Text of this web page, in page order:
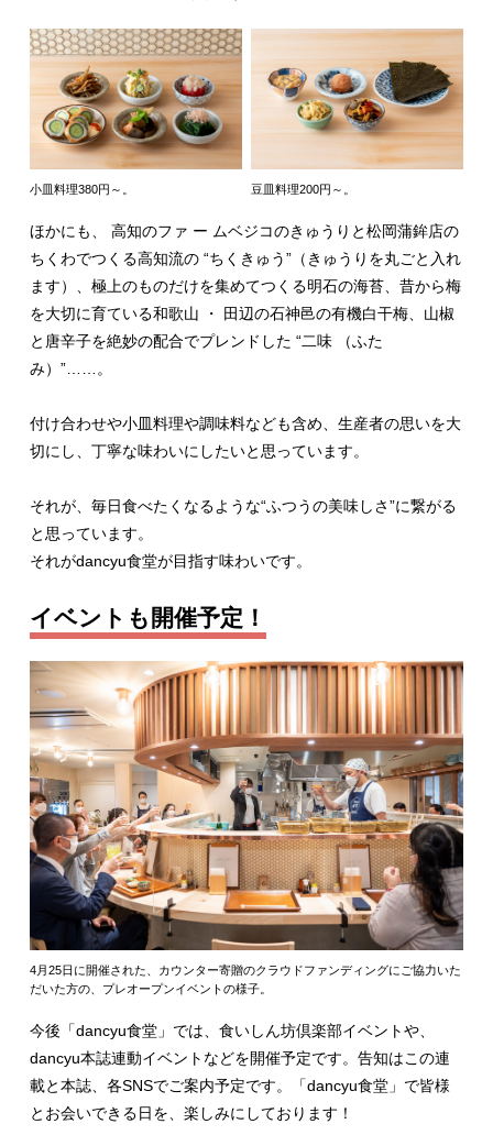
小皿料理380円～。 豆皿料理200円～。
ほかにも、 高知のファ ー ムベジコのきゅうりと松岡蒲鉾店の
ちくわでつくる高知流の “ちくきゅう”（きゅうりを丸ごと入れ
ます）、極上のものだけを集めてつくる明石の海苔、昔から梅
を大切に育ている和歌山 ・ 田辺の石神邑の有機白干梅、山椒
と唐辛子を絶妙の配合でプレンドした “二味 （ふた
み）”……。
付け合わせや小皿料理や調味料なども含め、生産者の思いを大
切にし、丁寧な味わいにしたいと思っています。
それが、毎日食べたくなるような“ふつうの美味しさ”に繋がる
と思っています。
それがdancyu食堂が目指す味わいです。
イベントも開催予定！
4月25日に開催された、カウンター寄贈のクラウドファンディングにご協力いた
だいた方の、プレオープンイベントの様子。
今後「dancyu食堂」では、食いしん坊倶楽部イベントや、
dancyu本誌連動イベントなどを開催予定です。告知はこの連
載と本誌、各SNSでご案内予定です。「dancyu食堂」で皆様
とお会いできる日を、楽しみにしております！